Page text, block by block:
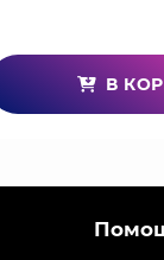
но и
или
как
когда вы
В